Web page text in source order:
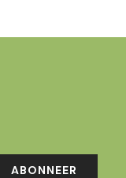
ABONNEER